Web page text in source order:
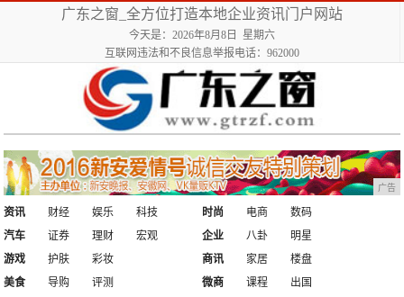
广东之窗_全方位打造本地企业资讯门户网站
今天是：2026年8月8日 星期六
互联网违法和不良信息举报电话：962000
广告
资讯 财经 娱乐
科技
汽车
证券 理财 宏观
时尚 电商
数码
企业
八卦
明星
游戏
护肤
彩妆
美食
导购 评测
商讯 家居
楼盘
微商
课程
出国